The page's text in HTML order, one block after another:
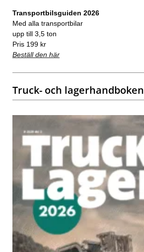
Transportbilsguiden 2026
Med alla transportbilar
upp till 3,5 ton
Pris 199 kr
Beställ den här
Truck- och lagerhandboken